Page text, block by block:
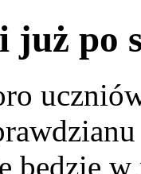
już po
będzie